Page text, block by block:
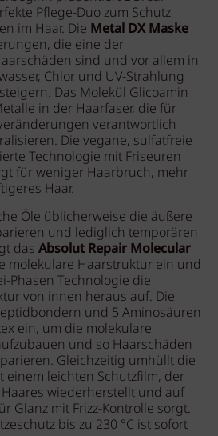
Pflege-Duo zum Schutz
im Haar. Die Metal DX Maske
die eine der
sind und vor allem in
Chlor und UV-Strahlung
Das Molekül Glicoamin
in der Haarfaser, die für
verantwortlich
Die vegane, sulfatfreie
Technologie mit Friseuren
für weniger Haarbruch, mehr
Haar.
Öle üblicherweise die äußere
und lediglich temporären
das Absolut Repair Molecular
molekulare Haarstruktur ein und
Phasen Technologie die
von innen heraus auf. Die
und 5 Aminosäuren
ein, um die molekulare
und so Haarschäden
Gleichzeitig umhüllt die
einem leichten Schutzfilm, der
wiederherstellt und auf
Glanz mit Frizz-Kontrolle sorgt.
bis zu 230 °C ist sofort